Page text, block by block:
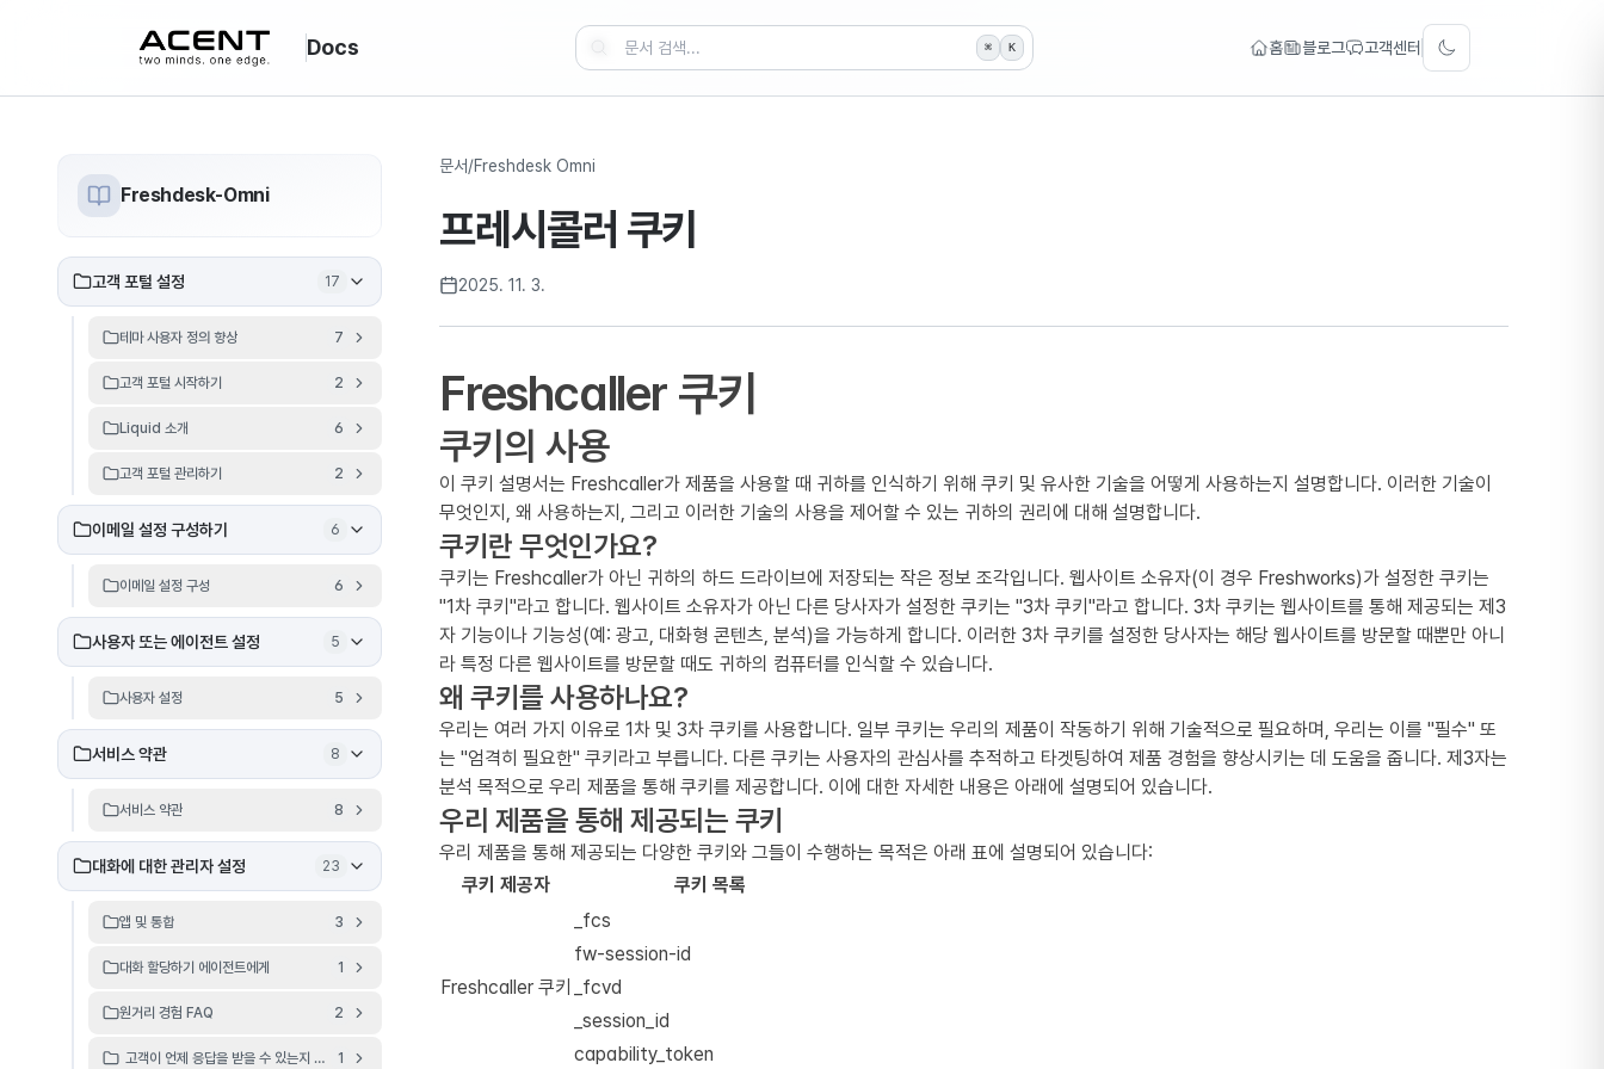
ACENT Docs ⌘ K 홈 블로그 고객센터
Toggle theme
Freshdesk-Omni
고객 포털 설정 17
테마 사용자 정의 향상 7
고객 포털 시작하기 2
Liquid 소개 6
고객 포털 관리하기 2
이메일 설정 구성하기 6
이메일 설정 구성 6
사용자 또는 에이전트 설정 5
사용자 설정 5
서비스 약관 8
서비스 약관 8
대화에 대한 관리자 설정 23
앱 및 통합 3
대화 할당하기 에이전트에게 1
원거리 경험 FAQ 2
고객이 언제 응답을 받을 수 있는지 정의하세요.
1
문서/Freshdesk Omni
프레시콜러 쿠키
2025. 11. 3.
Freshcaller 쿠키
쿠키의 사용
이 쿠키 설명서는 Freshcaller가 제품을 사용할 때 귀하를 인식하기 위해 쿠키 및 유사한 기술을 어떻게 사용하는지 설명합니다. 이러한 기술이
무엇인지, 왜 사용하는지, 그리고 이러한 기술의 사용을 제어할 수 있는 귀하의 권리에 대해 설명합니다.
쿠키란 무엇인가요?
쿠키는 Freshcaller가 아닌 귀하의 하드 드라이브에 저장되는 작은 정보 조각입니다. 웹사이트 소유자(이 경우 Freshworks)가 설정한 쿠키는
"1차 쿠키"라고 합니다. 웹사이트 소유자가 아닌 다른 당사자가 설정한 쿠키는 "3차 쿠키"라고 합니다. 3차 쿠키는 웹사이트를 통해 제공되는 제3
자 기능이나 기능성(예: 광고, 대화형 콘텐츠, 분석)을 가능하게 합니다. 이러한 3차 쿠키를 설정한 당사자는 해당 웹사이트를 방문할 때뿐만 아니
라 특정 다른 웹사이트를 방문할 때도 귀하의 컴퓨터를 인식할 수 있습니다.
왜 쿠키를 사용하나요?
우리는 여러 가지 이유로 1차 및 3차 쿠키를 사용합니다. 일부 쿠키는 우리의 제품이 작동하기 위해 기술적으로 필요하며, 우리는 이를 "필수" 또
는 "엄격히 필요한" 쿠키라고 부릅니다. 다른 쿠키는 사용자의 관심사를 추적하고 타겟팅하여 제품 경험을 향상시키는 데 도움을 줍니다. 제3자는
분석 목적으로 우리 제품을 통해 쿠키를 제공합니다. 이에 대한 자세한 내용은 아래에 설명되어 있습니다.
우리 제품을 통해 제공되는 쿠키
우리 제품을 통해 제공되는 다양한 쿠키와 그들이 수행하는 목적은 아래 표에 설명되어 있습니다:
쿠키 제공자
쿠키 목록
Freshcaller 쿠키
_fcs
fw-session-id
_fcvd
_session_id
capability_token